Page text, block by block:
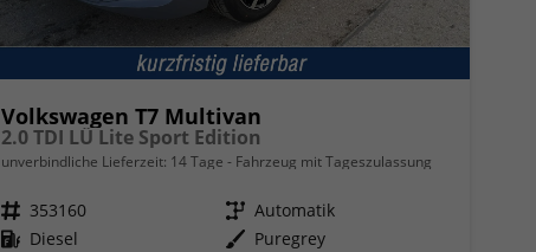
Volkswagen T7 Multivan
2.0 TDI LÜ Lite Sport Edition
unverbindliche Lieferzeit: 14 Tage Fahrzeug mit Tageszulassung
Fahrzeugnr. 353160 Getriebe Automatik
Kraftstoff Diesel Außenfarbe Puregrey